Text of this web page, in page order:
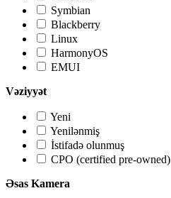
Symbian
Blackberry
Linux
HarmonyOS
EMUI
Vəziyyət
Yeni
Yenilənmiş
İstifadə olunmuş
CPO (certified pre-owned)
Əsas Kamera